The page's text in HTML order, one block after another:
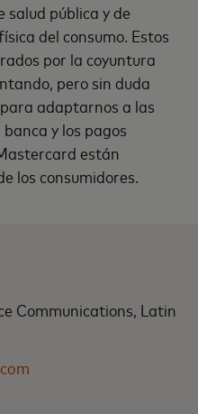
salud pública y de
del consumo. Estos
por la coyuntura
pero sin duda
adaptarnos a las
y los pagos
están
los consumidores.
Communications, Latin